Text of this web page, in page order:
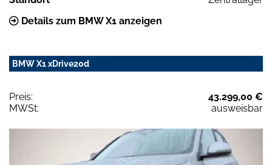
Details zum BMW X1 anzeigen
BMW X1 xDrive20d
Preis:
43.299,00 €
MWSt:
ausweisbar